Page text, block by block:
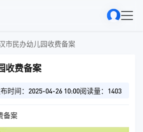
市民办幼儿园收费备案
收费备案
时间：2025-04-26 10:00阅读量：1403
备案